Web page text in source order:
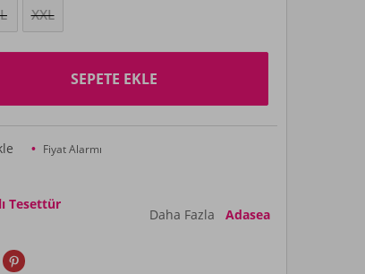
XXL
SEPETE EKLE
Fiyat Alarmı
Tesettür
Daha Fazla Adasea